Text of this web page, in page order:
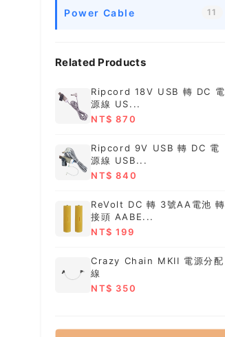
Power Cable 11
Related Products
Ripcord 18V USB 轉 DC 電
源線 US...
NT$ 870
Ripcord 9V USB 轉 DC 電
源線 USB...
NT$ 840
ReVolt DC 轉 3號AA電池 轉
接頭 AABE...
NT$ 199
Crazy Chain MKII 電源分配
線
NT$ 350